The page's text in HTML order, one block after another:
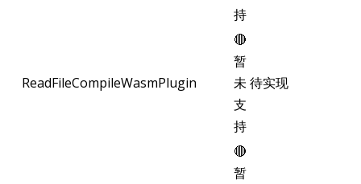
持
ReadFileCompileWasmPlugin
🔴
暂
未
支
持
待实现
🔴
暂